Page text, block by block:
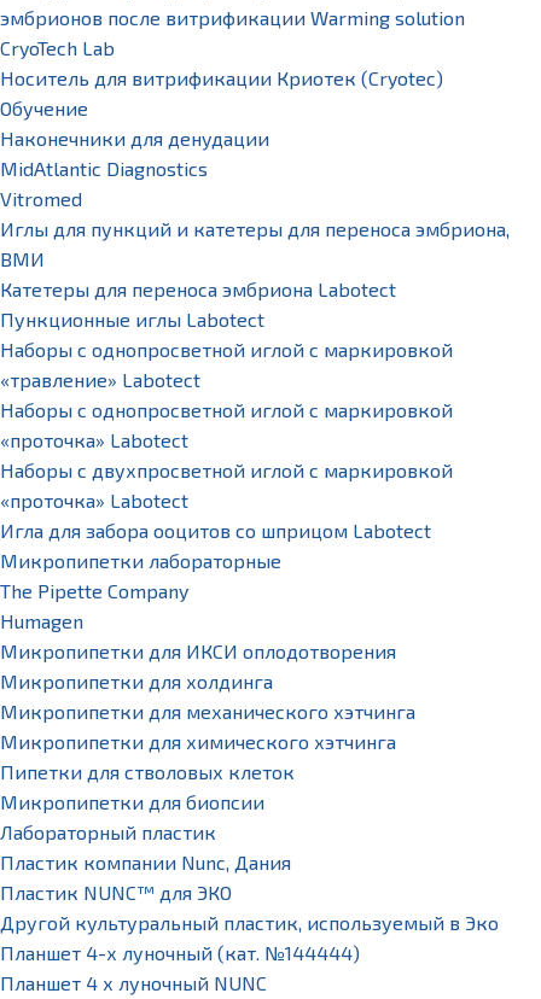
эмбрионов после витрификации Warming solution
CryoTech Lab
Носитель для витрификации Криотек (Cryotec)
Обучение
Наконечники для денудации
MidAtlantic Diagnostics
Vitromed
Иглы для пункций и катетеры для переноса эмбриона,
ВМИ
Катетеры для переноса эмбриона Labotect
Пункционные иглы Labotect
Наборы с однопросветной иглой с маркировкой
«травление» Labotect
Наборы с однопросветной иглой с маркировкой
«проточка» Labotect
Наборы с двухпросветной иглой с маркировкой
«проточка» Labotect
Игла для забора ооцитов со шприцом Labotect
Микропипетки лабораторные
The Pipette Company
Humagen
Микропипетки для ИКСИ оплодотворения
Микропипетки для холдинга
Микропипетки для механического хэтчинга
Микропипетки для химического хэтчинга
Пипетки для стволовых клеток
Микропипетки для биопсии
Лабораторный пластик
Пластик компании Nunc, Дания
Пластик NUNC™ для ЭКО
Другой культуральный пластик, используемый в Эко
Планшет 4-х луночный (кат. №144444)
Планшет 4 х луночный NUNC